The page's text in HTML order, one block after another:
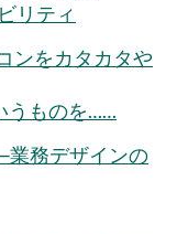
リティ
ンをカタカタや
うものを……
務デザインの